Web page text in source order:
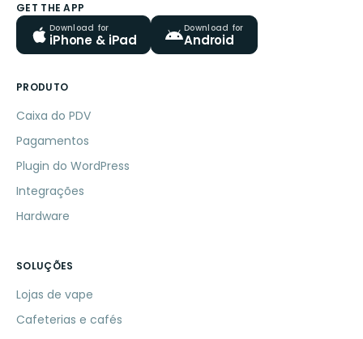
GET THE APP
Download for
iPhone & iPad
Download for
Android
PRODUTO
Caixa do PDV
Pagamentos
Plugin do WordPress
Integrações
Hardware
SOLUÇÕES
Lojas de vape
Cafeterias e cafés